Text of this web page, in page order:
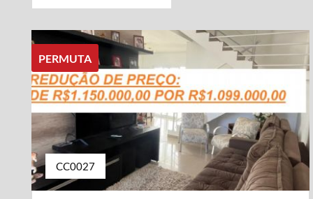
PERMUTA
CC0027